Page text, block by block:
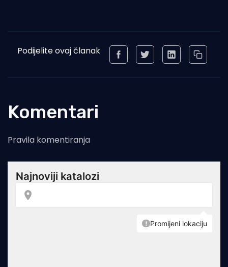
Podijelite ovaj članak
Komentari
Pravila komentiranja